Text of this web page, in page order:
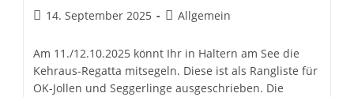
Beitrag
14. September 2025
Beitrags-
Allgemein
Am 11./12.10.2025 könnt Ihr in Haltern am See die
Kehraus-Regatta mitsegeln. Diese ist als Rangliste für
OK-Jollen und Seggerlinge ausgeschrieben. Die